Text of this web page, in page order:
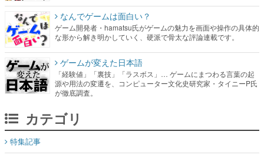
なんでゲームは面白い？
ゲーム開発者・hamatsu氏がゲームの魅力を画面や操作の具体的
な形から解き明かしていく、硬派で骨太な評論連載です。
ゲームが変えた日本語
「経験値」「裏技」「ラスボス」… ゲームにまつわる言葉の起
源や用法の変遷を、コンピューター文化史研究家・タイニーP氏
が徹底調査。
カテゴリ
特集記事